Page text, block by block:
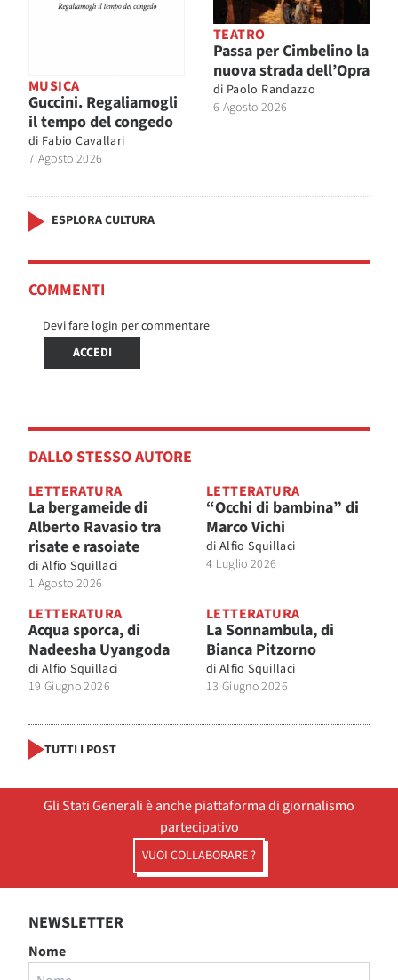
MUSICA
Guccini. Regaliamogli
il tempo del congedo
di Fabio Cavallari
7 Agosto 2026
TEATRO
Passa per Cimbelino la
nuova strada dell’Opra
di Paolo Randazzo
6 Agosto 2026
ESPLORA CULTURA
COMMENTI
Devi fare login per commentare
ACCEDI
DALLO STESSO AUTORE
LETTERATURA
La bergameide di
Alberto Ravasio tra
risate e rasoiate
di Alfio Squillaci
1 Agosto 2026
LETTERATURA
“Occhi di bambina” di
Marco Vichi
di Alfio Squillaci
4 Luglio 2026
LETTERATURA
Acqua sporca, di
Nadeesha Uyangoda
di Alfio Squillaci
19 Giugno 2026
LETTERATURA
La Sonnambula, di
Bianca Pitzorno
di Alfio Squillaci
13 Giugno 2026
TUTTI I POST
Gli Stati Generali è anche piattaforma di giornalismo
partecipativo
VUOI COLLABORARE ?
NEWSLETTER
Nome